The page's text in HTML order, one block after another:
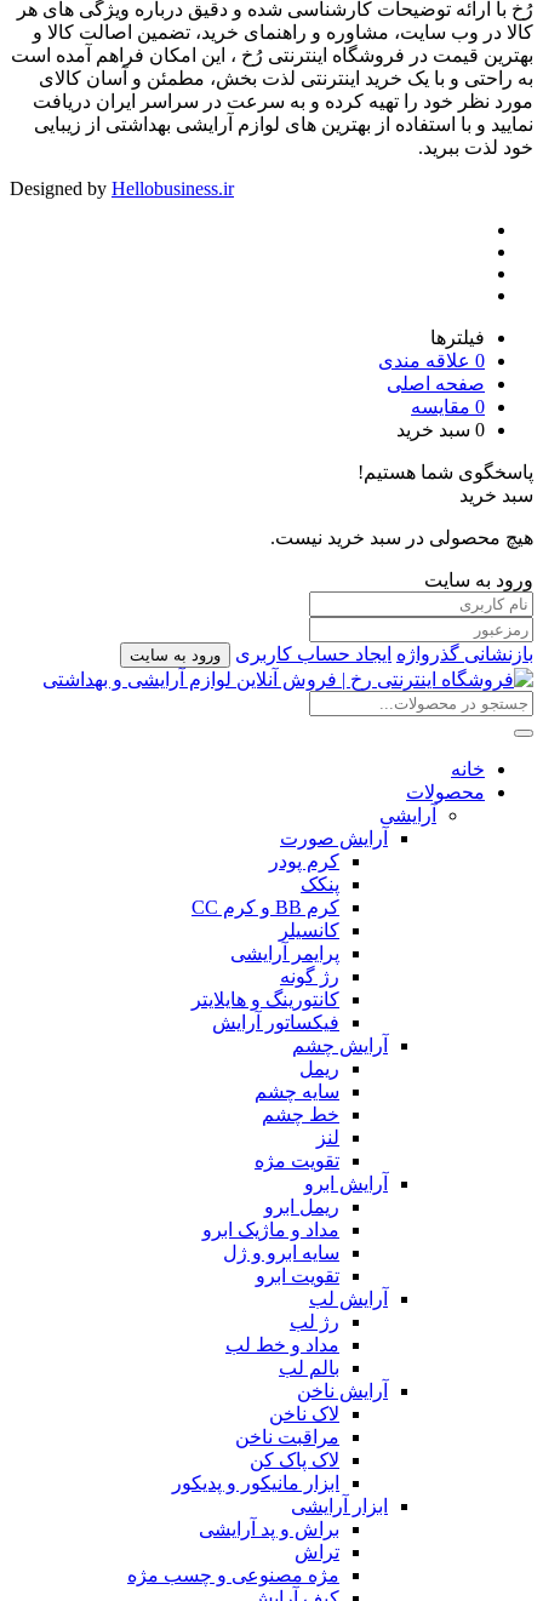
رُخ با ارائه توضیحات کارشناسی شده و دقیق درباره ویژگی های هر
کالا در وب سایت، مشاوره و راهنمای خرید، تضمین اصالت کالا و
بهترین قیمت در فروشگاه اینترنتی رُخ ، این امکان فراهم آمده است
به راحتی و با یک خرید اینترنتی لذت بخش، مطمئن و آسان کالای
مورد نظر خود را تهیه کرده و به سرعت در سراسر ایران دریافت
نمایید و با استفاده از بهترین های لوازم آرایشی بهداشتی از زیبایی
خود لذت ببرید.
Designed by Hellobusiness.ir
فیلترها
0 علاقه مندی
صفحه اصلی
0 مقایسه
0 سبد خرید
پاسخگوی شما هستیم!
سبد خرید
هیچ محصولی در سبد خرید نیست.
ورود به سایت
بازنشانی گذرواژه ایجاد حساب کاربری ورود به سایت
خانه
محصولات
آرایشی
آرایش صورت
کرم پودر
پنکک
کرم BB و کرم CC
کانسیلر
پرایمر آرایشی
رژ گونه
کانتورینگ و هایلایتر
فیکساتور آرایش
آرایش چشم
ریمل
سایه چشم
خط چشم
لنز
تقویت مژه
آرایش ابرو
ریمل ابرو
مداد و ماژیک ابرو
سایه ابرو و ژل
تقویت ابرو
آرایش لب
رژ لب
مداد و خط لب
بالم لب
آرایش ناخن
لاک ناخن
مراقبت ناخن
لاک پاک کن
ابزار مانیکور و پدیکور
ابزار آرایشی
براش و پد آرایشی
تراش
مژه مصنوعی و چسب مژه